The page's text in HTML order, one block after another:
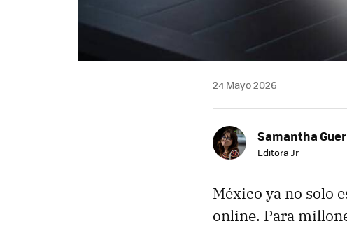
24 Mayo 2026
Samantha
Editora Jr
México ya no solo
online. Para